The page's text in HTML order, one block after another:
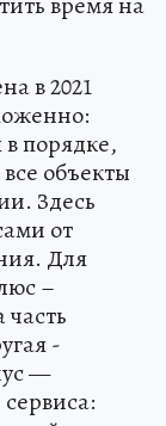
в 2021
порядке,
объекты
Здесь
от
Для
–
-
—